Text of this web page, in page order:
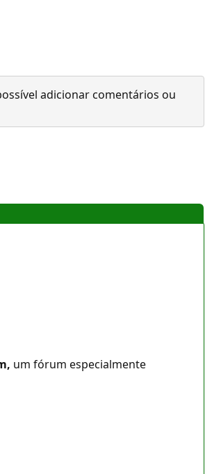
adicionar comentários ou
um fórum especialmente